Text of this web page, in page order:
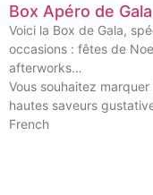
Box Apéro de Gala
Voici la Box de Gala,
occasions : fêtes de
afterworks…
Vous souhaitez
hautes saveurs
French